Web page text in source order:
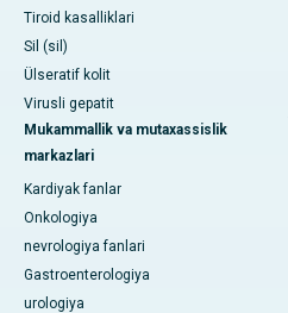
Tiroid kasalliklari
Sil (sil)
Ülseratif kolit
Virusli gepatit
Mukammallik va mutaxassislik
markazlari
Kardiyak fanlar
Onkologiya
nevrologiya fanlari
Gastroenterologiya
urologiya